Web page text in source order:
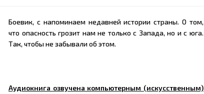
Боевик, с напоминаем недавней истории страны. О том,
что опасность грозит нам не только с Запада, но и с юга.
Так, чтобы не забывали об этом.
Аудиокнига озвучена компьютерным (искусственным)